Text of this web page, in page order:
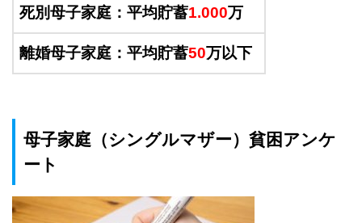
死別母子家庭：平均貯蓄1.000万
離婚母子家庭：平均貯蓄50万以下
母子家庭（シングルマザー）貧困アンケ
ート